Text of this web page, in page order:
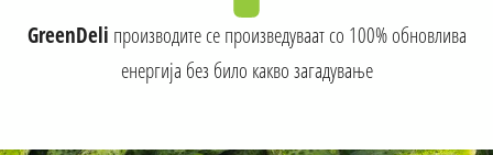
GreenDeli производите се произведуваат со 100% обновлива
енергија без било какво загадување